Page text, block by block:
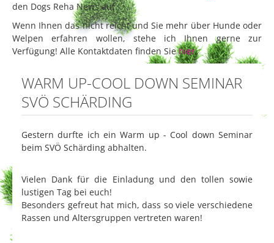
den Dogs Reha News auf.
Wenn Ihnen das nicht reicht und Sie mehr über Hunde oder
Welpen erfahren wollen, stehe ich Ihnen gerne zur
Verfügung! Alle Kontaktdaten finden Siehier.
WARM UP-COOL DOWN SEMINAR
SVÖ SCHÄRDING
Gestern durfte ich ein Warm up - Cool down Seminar
beim SVÖ Schärding abhalten.
Vielen Dank für die Einladung und den tollen sowie
lustigen Tag bei euch!
Besonders gefreut hat mich, dass so viele verschiedene
Rassen und Altersgruppen vertreten waren!